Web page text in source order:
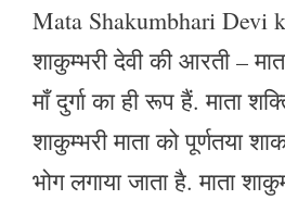
Mata Shakumbhari Devi
शाकुम्भरी देवी की आरती –
माँ दुर्गा का ही रूप हैं. माता
शाकुम्भरी माता को पूर्णतया
भोग लगाया जाता है. माता